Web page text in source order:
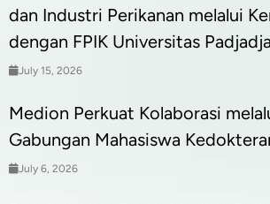
dan Industri Perikanan melalui
dengan FPIK Universitas
July 15, 2026
Medion Perkuat Kolaborasi
Gabungan Mahasiswa
July 6, 2026